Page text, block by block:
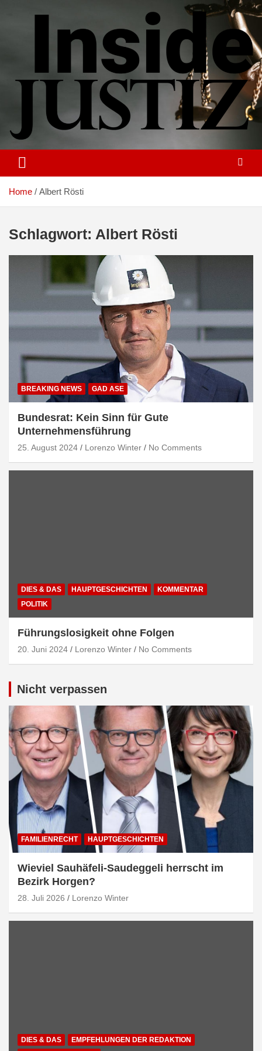
INSIDE-JUSTIZ
Home Albert Rösti
Schlagwort: Albert Rösti
BREAKING NEWS GAD ASE
Bundesrat: Kein Sinn für Gute
Unternehmensführung
25. August 2024 Lorenzo Winter No Comments
DIES & DAS HAUPTGESCHICHTEN
KOMMENTAR
POLITIK
Führungslosigkeit ohne Folgen
20. Juni 2024 Lorenzo Winter No Comments
Nicht verpassen
FAMILIENRECHT HAUPTGESCHICHTEN
Wieviel Sauhäfeli-Saudeggeli herrscht im
Bezirk Horgen?
28. Juli 2026 Lorenzo Winter
DIES & DAS
EMPFEHLUNGEN DER REDAKTION